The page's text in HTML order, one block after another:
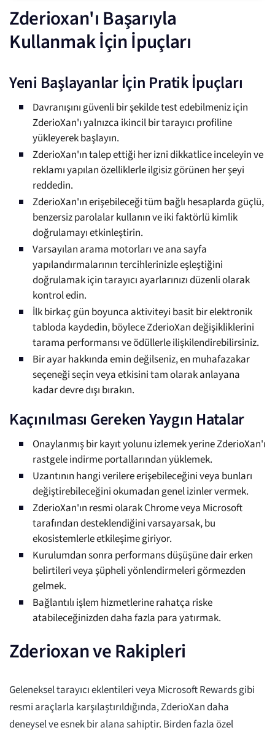
Zderioxan'ı Başarıyla
Kullanmak İçin İpuçları
Yeni Başlayanlar İçin Pratik İpuçları
Davranışını güvenli bir şekilde test edebilmeniz için
ZderioXan'ı yalnızca ikincil bir tarayıcı profiline
yükleyerek başlayın.
ZderioXan'ın talep ettiği her izni dikkatlice inceleyin ve
reklamı yapılan özelliklerle ilgisiz görünen her şeyi
reddedin.
ZderioXan'ın erişebileceği tüm bağlı hesaplarda güçlü,
benzersiz parolalar kullanın ve iki faktörlü kimlik
doğrulamayı etkinleştirin.
Varsayılan arama motorları ve ana sayfa
yapılandırmalarının tercihlerinizle eşleştiğini
doğrulamak için tarayıcı ayarlarınızı düzenli olarak
kontrol edin.
İlk birkaç gün boyunca aktiviteyi basit bir elektronik
tabloda kaydedin, böylece ZderioXan değişikliklerini
tarama performansı ve ödüllerle ilişkilendirebilirsiniz.
Bir ayar hakkında emin değilseniz, en muhafazakar
seçeneği seçin veya etkisini tam olarak anlayana
kadar devre dışı bırakın.
Kaçınılması Gereken Yaygın Hatalar
Onaylanmış bir kayıt yolunu izlemek yerine ZderioXan'ı
rastgele indirme portallarından yüklemek.
Uzantının hangi verilere erişebileceğini veya bunları
değiştirebileceğini okumadan genel izinler vermek.
ZderioXan'ın resmi olarak Chrome veya Microsoft
tarafından desteklendiğini varsayarsak, bu
ekosistemlerle etkileşime giriyor.
Kurulumdan sonra performans düşüşüne dair erken
belirtileri veya şüpheli yönlendirmeleri görmezden
gelmek.
Bağlantılı işlem hizmetlerine rahatça riske
atabileceğinizden daha fazla para yatırmak.
Zderioxan ve Rakipleri
Geleneksel tarayıcı eklentileri veya Microsoft Rewards gibi
resmi araçlarla karşılaştırıldığında, ZderioXan daha
deneysel ve esnek bir alana sahiptir. Birden fazla özel